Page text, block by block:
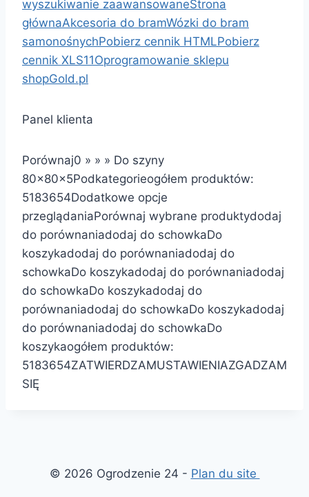
wyszukiwanie zaawansowaneStrona
głównaAkcesoria do bramWózki do bram
samonośnychPobierz cennik HTMLPobierz
cennik XLS11Oprogramowanie sklepu
shopGold.pl
Panel klienta
Porównaj0 » » » Do szyny
80x80x5Podkategorieogółem produktów:
5183654Dodatkowe opcje
przeglądaniaPorównaj wybrane produktydodaj
do porównaniadodaj do schowkaDo
koszykadodaj do porównaniadodaj do
schowkaDo koszykadodaj do porównaniadodaj
do schowkaDo koszykadodaj do
porównaniadodaj do schowkaDo koszykadodaj
do porównaniadodaj do schowkaDo
koszykaogółem produktów:
5183654ZATWIERDZAMUSTAWIENIAZGADZAM
SIĘ
© 2026 Ogrodzenie 24 - Plan du site